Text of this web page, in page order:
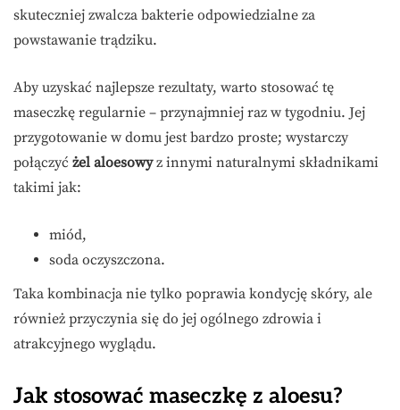
skuteczniej zwalcza bakterie odpowiedzialne za
powstawanie trądziku.
Aby uzyskać najlepsze rezultaty, warto stosować tę
maseczkę regularnie – przynajmniej raz w tygodniu. Jej
przygotowanie w domu jest bardzo proste; wystarczy
połączyć żel aloesowyz innymi naturalnymi składnikami
takimi jak:
miód,
soda oczyszczona.
Taka kombinacja nie tylko poprawia kondycję skóry, ale
również przyczynia się do jej ogólnego zdrowia i
atrakcyjnego wyglądu.
Jak stosować maseczkę z aloesu?